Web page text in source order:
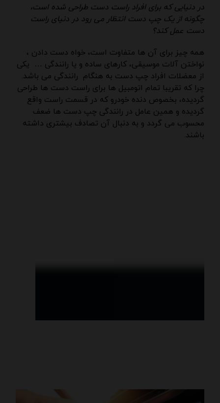
در دنیایی که برای افراد راست دست طراحی شده است،
چگونه از یک چپ دست انتظار می رود در دنیای راست
دست عمل کند؟
همه چیز برای آن ها متفاوت است، خواه دست دادن ،
نواختن آلات موسیقی، کارهای ساده و یا رانندگی … یکی
از معضلات افراد چپ دست به هنگام رانندگی می باشد.
چرا که تقریبا تمام اتومبیل ها برای راست دست ها طراحی
گردیده، بخصوص دنده خودرو که در قسمت راست واقع
گردیده و همین عامل در رانندگی چپ دست ها ضعف
محسوب می گردد و به دنبال آن تصادف بیشتری داشته
باشند.